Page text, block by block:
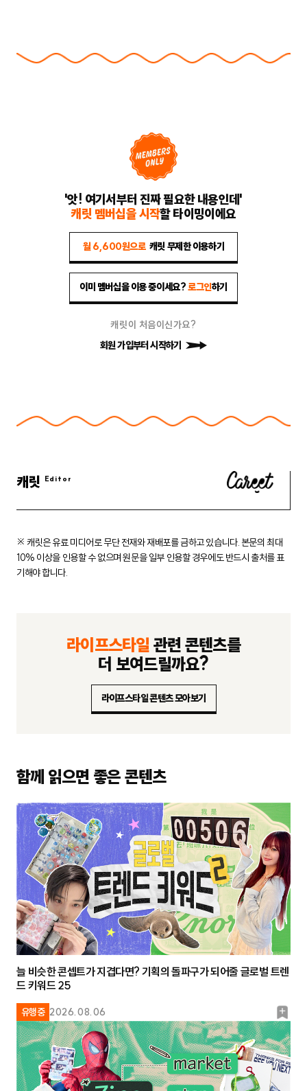
'앗! 여기서부터 진짜 필요한 내용인데'
캐릿 멤버십을 시작할 타이밍이에요
월 6,600원으로 캐릿 무제한 이용하기
이미 멤버십을 이용 중이세요?로그인하기
캐릿이 처음이신가요?
회원 가입부터 시작하기
캐릿
※ 캐릿은 유료 미디어로 무단 전재와 재배포를 금하고 있습니다. 본문의 최대
10% 이상을 인용할 수 없으며 원문을 일부 인용할 경우에도반드시 출처를 표
기해야 합니다.
라이프스타일 관련 콘텐츠를
더 보여드릴까요?
라이프스타일 콘텐츠 모아보기
함께 읽으면 좋은 콘텐츠
유행중 2026.08.06
북
마
크
늘 비슷한 콘셉트가 지겹다면? 기획의 돌파구가 되어줄 글로벌 트렌
드 키워드 25